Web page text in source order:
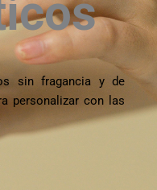
sin fragancia y de
personalizar con las